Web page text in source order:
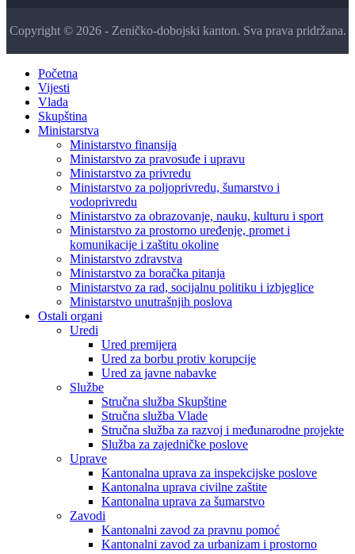
Copyright © 2026 - Zeničko-dobojski kanton. Sva prava pridržana.
Početna
Vijesti
Vlada
Skupština
Ministarstva
Ministarstvo finansija
Ministarstvo za pravosuđe i upravu
Ministarstvo za privredu
Ministarstvo za poljoprivredu, šumarstvo i
vodoprivredu
Ministarstvo za obrazovanje, nauku, kulturu i sport
Ministarstvo za prostorno uređenje, promet i
komunikacije i zaštitu okoline
Ministarstvo zdravstva
Ministarstvo za boračka pitanja
Ministarstvo za rad, socijalnu politiku i izbjeglice
Ministarstvo unutrašnjih poslova
Ostali organi
Uredi
Ured premijera
Ured za borbu protiv korupcije
Ured za javne nabavke
Službe
Stručna služba Skupštine
Stručna služba Vlade
Stručna služba za razvoj i međunarodne projekte
Služba za zajedničke poslove
Uprave
Kantonalna uprava za inspekcijske poslove
Kantonalna uprava civilne zaštite
Kantonalna uprava za šumarstvo
Zavodi
Kantonalni zavod za pravnu pomoć
Kantonalni zavod za urbanizam i prostorno